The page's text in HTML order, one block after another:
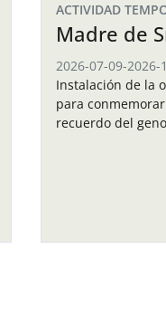
ACTIVIDAD
Madre de
2026-07-09-2026-
Instalación de la
para
recuerdo del